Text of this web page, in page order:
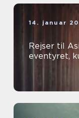
14. januar
Rejser til
eventyret,